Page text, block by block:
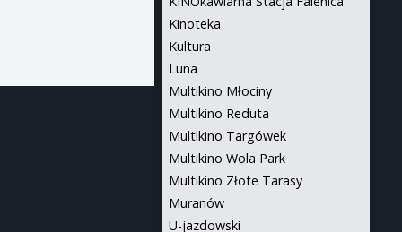
Kinoteka
Kultura
Luna
Multikino Młociny
Multikino Reduta
Multikino Targówek
Multikino Wola Park
Multikino Złote Tarasy
Muranów
U-jazdowski